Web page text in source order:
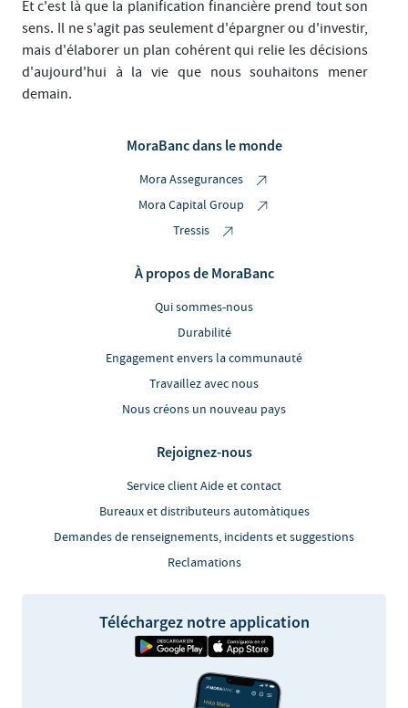
Et c'est là que la planification financière prend tout son
sens. Il ne s'agit pas seulement d'épargner ou d'investir,
mais d'élaborer un plan cohérent qui relie les décisions
d'aujourd'hui à la vie que nous souhaitons mener
demain.
MoraBanc dans le monde
Mora Assegurances
Mora Capital Group
Tressis
À propos de MoraBanc
Qui sommes-nous
Durabilité
Engagement envers la communauté
Travaillez avec nous
Nous créons un nouveau pays
Rejoignez-nous
Service client Aide et contact
Bureaux et distributeurs automàtiques
Demandes de renseignements, incidents et suggestions
Reclamations
Téléchargez notre application